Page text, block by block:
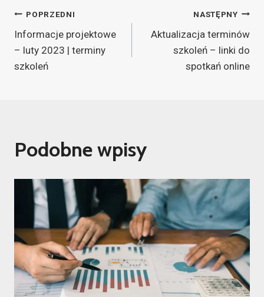
POPRZEDNI
Informacje projektowe
– luty 2023 | terminy
szkoleń
NASTĘPNY
Aktualizacja terminów
szkoleń – linki do
spotkań online
Podobne wpisy